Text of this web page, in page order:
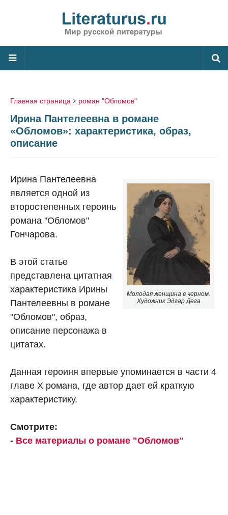
Главная страница роман "Обломов"
Ирина Пантелеевна в романе
«Обломов»: характеристика, образ,
описание
Молодая женщина в черном.
Художник Эдгар Дега
Ирина Пантелеевна
является одной из
второстепенных героинь
романа "Обломов"
Гончарова.
В этой статье
представлена цитатная
характеристика Ирины
Пантелеевны в романе
"Обломов", образ,
описание персонажа в
цитатах.
Данная героиня впервые упоминается в части 4
главе X романа, где автор дает ей краткую
характеристику.
Смотрите:
- Все материалы о романе "Обломов"